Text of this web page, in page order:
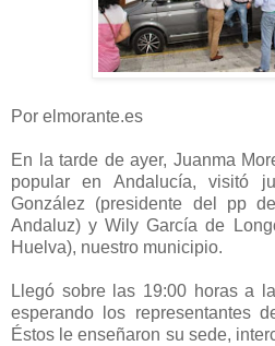
Por elmorante.es
En la tarde de ayer, Juanma
popular en Andalucía, visitó
González (presidente del pp
Andaluz) y Wily García de
Huelva), nuestro municipio.
Llegó sobre las 19:00 horas a
esperando los representantes
Éstos le enseñaron su sede,